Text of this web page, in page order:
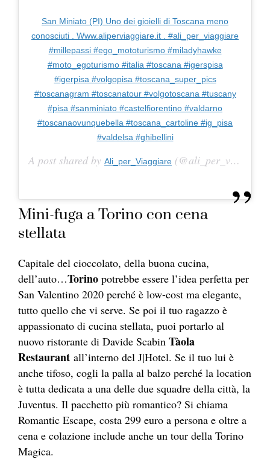
San Miniato (PI) Uno dei gioielli di Toscana meno
conosciuti . Www.aliperviaggiare.it . #ali_per_viaggiare
#millepassi #ego_mototurismo #miladyhawke
#moto_egoturismo #italia #toscana #igerspisa
#igerpisa #volgopisa #toscana_super_pics
#toscanagram #toscanatour #volgotoscana #tuscany
#pisa #sanminiato #castelfiorentino #valdarno
#toscanaovunquebella #toscana_cartoline #ig_pisa
#valdelsa #ghibellini
A post shared by Ali_per_Viaggiare (@ali_per_viaggiare) on
Mini-fuga a Torino con cena
stellata
Capitale del cioccolato, della buona cucina,
dell’auto…Torino potrebbe essere l’idea perfetta per
San Valentino 2020 perché è low-cost ma elegante,
tutto quello che vi serve. Se poi il tuo ragazzo è
appassionato di cucina stellata, puoi portarlo al
nuovo ristorante di Davide Scabin Tàola
Restaurant all’interno del J|Hotel. Se il tuo lui è
anche tifoso, cogli la palla al balzo perché la location
è tutta dedicata a una delle due squadre della città, la
Juventus. Il pacchetto più romantico? Si chiama
Romantic Escape, costa 299 euro a persona e oltre a
cena e colazione include anche un tour della Torino
Magica.